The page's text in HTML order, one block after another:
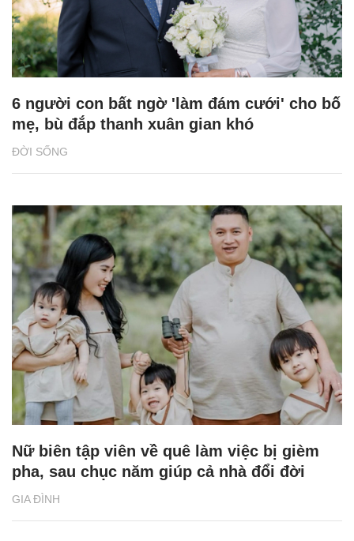
ĐỜI SỐNG
6 người con bất ngờ 'làm đám cưới' cho bố
mẹ, bù đắp thanh xuân gian khó
GIA ĐÌNH
Nữ biên tập viên về quê làm việc bị gièm
pha, sau chục năm giúp cả nhà đổi đời